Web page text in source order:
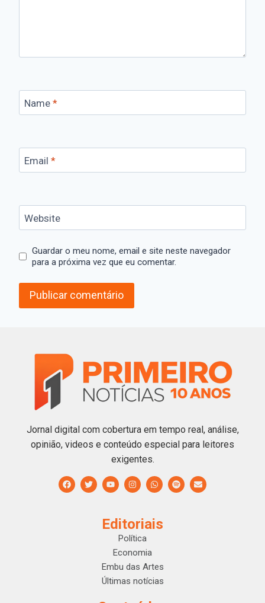
Name *
Email *
Website
Guardar o meu nome, email e site neste navegador
para a próxima vez que eu comentar.
Jornal digital com cobertura em tempo real, análise,
opinião, videos e conteúdo especial para leitores
exigentes.
Editoriais
Política
Economia
Embu das Artes
Últimas notícias